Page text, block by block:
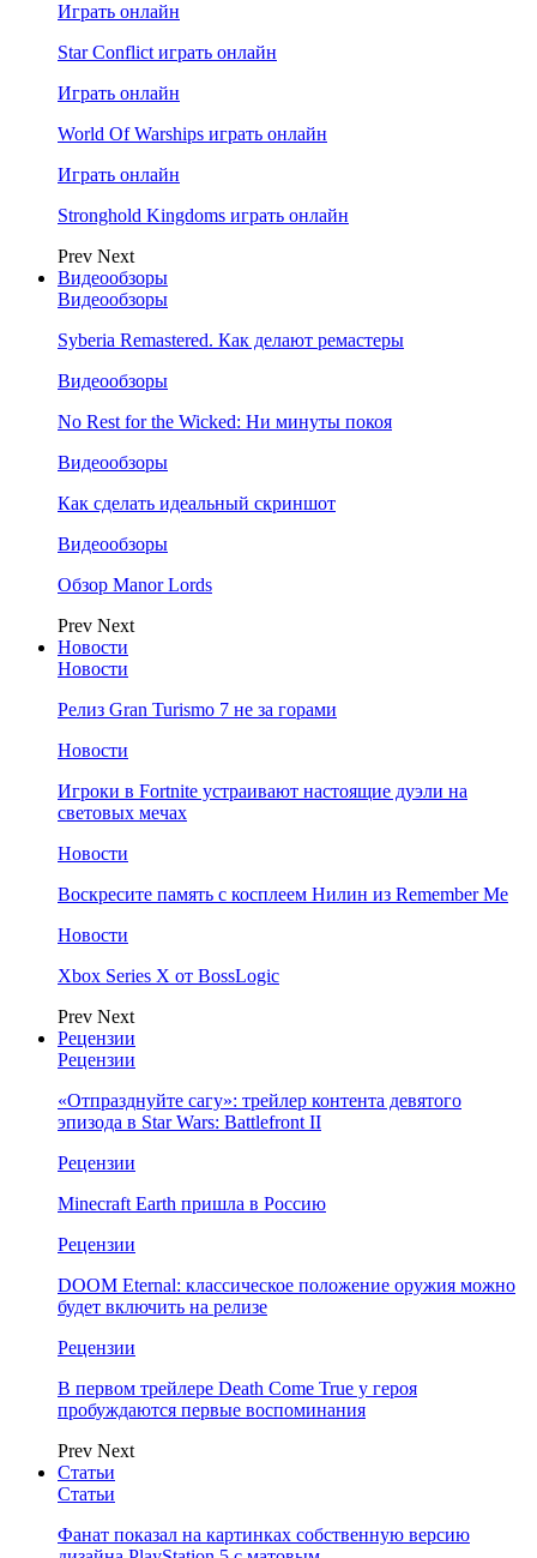
Играть онлайн
Star Conflict играть онлайн
Играть онлайн
World Of Warships играть онлайн
Играть онлайн
Stronghold Kingdoms играть онлайн
Prev Next
Видеообзоры
Видеообзоры
Syberia Remastered. Как делают ремастеры
Видеообзоры
No Rest for the Wicked: Ни минуты покоя
Видеообзоры
Как сделать идеальный скриншот
Видеообзоры
Обзор Manor Lords
Prev Next
Новости
Новости
Релиз Gran Turismo 7 не за горами
Новости
Игроки в Fortnite устраивают настоящие дуэли на
световых мечах
Новости
Воскресите память с косплеем Нилин из Remember Me
Новости
Xbox Series X от BossLogic
Prev Next
Рецензии
Рецензии
«Отпразднуйте сагу»: трейлер контента девятого
эпизода в Star Wars: Battlefront II
Рецензии
Minecraft Earth пришла в Россию
Рецензии
DOOM Eternal: классическое положение оружия можно
будет включить на релизе
Рецензии
В первом трейлере Death Come True у героя
пробуждаются первые воспоминания
Prev Next
Статьи
Статьи
Фанат показал на картинках собственную версию